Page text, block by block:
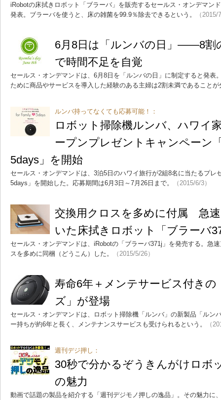
iRobotの床拭きロボット「ブラーバ」を販売するセールス・オンデマン
発表。ブラーバを使うと、床の雑菌を99.9％除去できるという。
（
6月8日は「ルンバの日」――8割
で時間不足を自覚
セールス・オンデマンドは、6月8日を「ルンバの日」に制定すると発表
ために商品やサービスを導入した経験のある主婦は2割未満であることが
ルンバ持ってなくても応募可能！：
ロボット掃除機ルンバ、ハワイ
ープンプレゼントキャンペーン
5days」を開始
セールス・オンデマンドは、3泊5日のハワイ旅行が2組8名に当たるプレ
5days」を開始した。応募期間は6月3日～7月26日まで。
（2015/6/3）
交換用クロスを多めに付属 急
いた床拭きロボット「ブラーバ
セールス・オンデマンドは、iRobotの「ブラーバ371j」を発売する。急
スを多めに同梱（どうこん）した。
（2015/5/26）
寿命6年＋メンテサービス付き
ズ」が登場
セールス・オンデマンドは、ロボット掃除機「ルンバ」の新製品「ルン
ー持ちが約6年と長く、メンテナンスサービスも受けられるという。
（
週刊デジ押し：
30秒で分かるぞうきんがけロボ
の魅力
動画で話題の製品を紹介する「週刊デジモノ押しの逸品」。その魅力に